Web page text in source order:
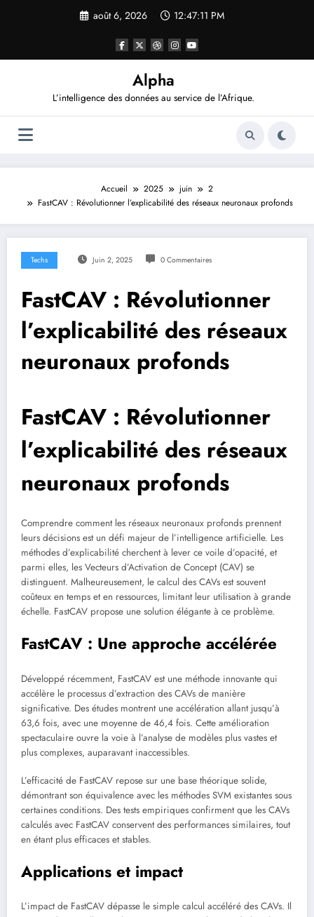
août 6, 2026 12:47:12 PM
Alpha
L’intelligence des données au service de l’Afrique.
Accueil 2025 juin
2
FastCAV : Révolutionner l’explicabilité des réseaux neuronaux profonds
Techs Juin 2, 2025 0 Commentaires
FastCAV : Révolutionner
l’explicabilité des réseaux
neuronaux profonds
FastCAV : Révolutionner
l’explicabilité des réseaux
neuronaux profonds
Comprendre comment les réseaux neuronaux profonds prennent
leurs décisions est un défi majeur de l’intelligence artificielle. Les
méthodes d’explicabilité cherchent à lever ce voile d’opacité, et
parmi elles, les Vecteurs d’Activation de Concept (CAV) se
distinguent. Malheureusement, le calcul des CAVs est souvent
coûteux en temps et en ressources, limitant leur utilisation à grande
échelle. FastCAV propose une solution élégante à ce problème.
FastCAV : Une approche accélérée
Développé récemment, FastCAV est une méthode innovante qui
accélère le processus d’extraction des CAVs de manière
significative. Des études montrent une accélération allant jusqu’à
63,6 fois, avec une moyenne de 46,4 fois. Cette amélioration
spectaculaire ouvre la voie à l’analyse de modèles plus vastes et
plus complexes, auparavant inaccessibles.
L’efficacité de FastCAV repose sur une base théorique solide,
démontrant son équivalence avec les méthodes SVM existantes sous
certaines conditions. Des tests empiriques confirment que les CAVs
calculés avec FastCAV conservent des performances similaires, tout
en étant plus efficaces et stables.
Applications et impact
L’impact de FastCAV dépasse le simple calcul accéléré des CAVs. Il